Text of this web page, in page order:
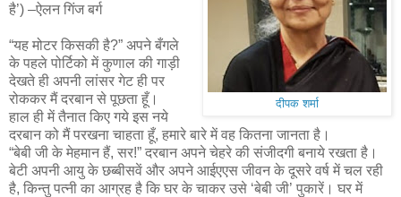
दीपक शर्मा
है’) –ऐलन गिंज बर्ग
“यह मोटर किसकी है?” अपने बँगले
के पहले पोर्टिको में कुणाल की गाड़ी
देखते ही अपनी लांसर गेट ही पर
रोककर मैं दरबान से पूछता हूँ।
हाल ही में तैनात किए गये इस नये
दरबान को मैं परखना चाहता हूँ, हमारे बारे में वह कितना जानता है।
“बेबी जी के मेहमान हैं, सर!” दरबान अपने चेहरे की संजीदगी बनाये रखता है।
बेटी अपनी आयु के छब्बीसवें और अपने आईएएस जीवन के दूसरे वर्ष में चल रही
है, किन्तु पत्नी का आग्रह है कि घर के चाकर उसे ‘बेबी जी’ पुकारें। घर में